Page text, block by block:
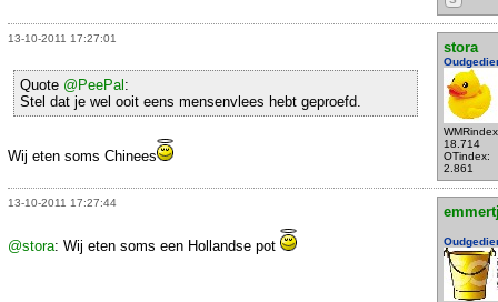
13-10-2011 17:27:01
stora
18.714
OTindex:
2.861
Quote @PeePal :
Stel dat je wel ooit eens mensenvlees hebt geproefd.
Wij eten soms Chinees
13-10-2011 17:27:44
@stora: Wij eten soms een Hollandse pot